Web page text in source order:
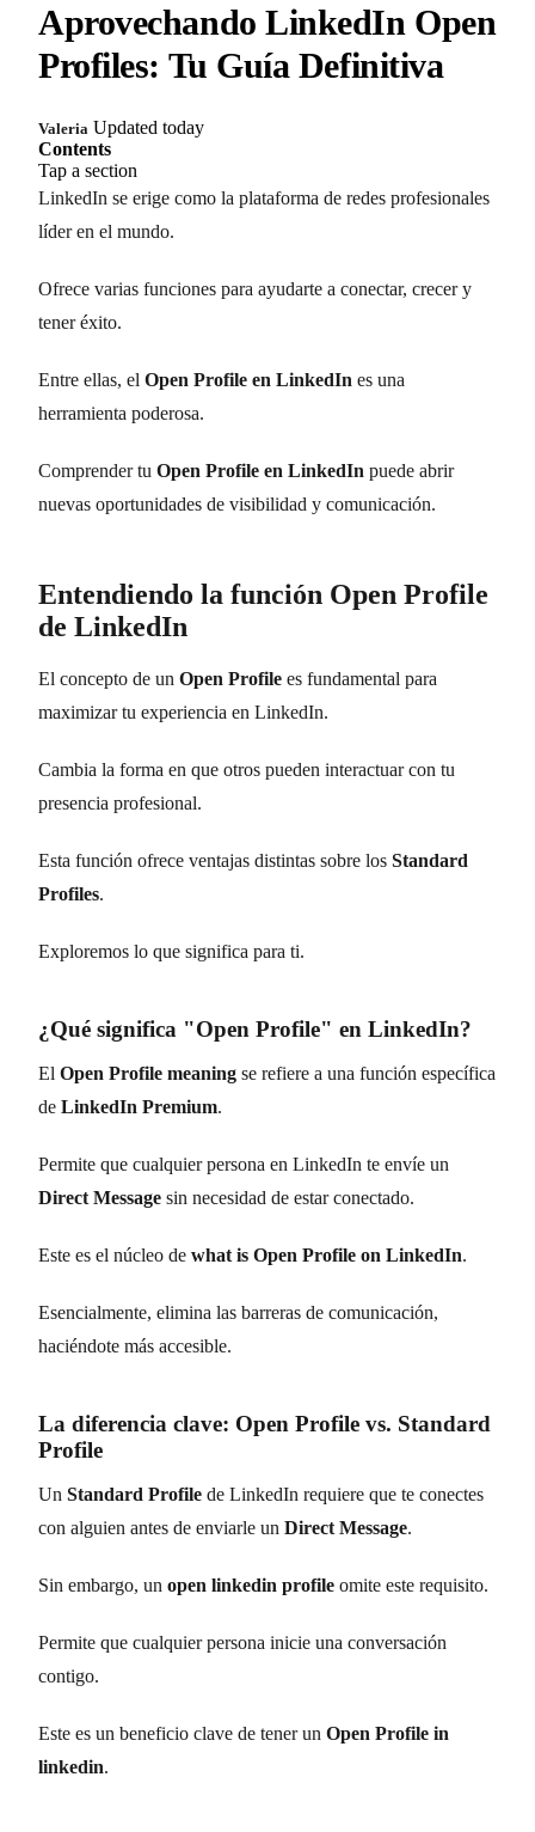
Aprovechando LinkedIn Open
Profiles: Tu Guía Definitiva
Valeria Updated today
Contents
Tap a section
LinkedIn se erige como la plataforma de redes profesionales
líder en el mundo.
Ofrece varias funciones para ayudarte a conectar, crecer y
tener éxito.
Entre ellas, el Open Profile en LinkedIn es una
herramienta poderosa.
Comprender tu Open Profile en LinkedIn puede abrir
nuevas oportunidades de visibilidad y comunicación.
Entendiendo la función Open Profile
de LinkedIn
El concepto de un Open Profile es fundamental para
maximizar tu experiencia en LinkedIn.
Cambia la forma en que otros pueden interactuar con tu
presencia profesional.
Esta función ofrece ventajas distintas sobre los Standard
Profiles.
Exploremos lo que significa para ti.
¿Qué significa "Open Profile" en LinkedIn?
El Open Profile meaning se refiere a una función específica
de LinkedIn Premium.
Permite que cualquier persona en LinkedIn te envíe un
Direct Message sin necesidad de estar conectado.
Este es el núcleo de what is Open Profile on LinkedIn.
Esencialmente, elimina las barreras de comunicación,
haciéndote más accesible.
La diferencia clave: Open Profile vs. Standard
Profile
Un Standard Profile de LinkedIn requiere que te conectes
con alguien antes de enviarle un Direct Message.
Sin embargo, un open linkedin profile omite este requisito.
Permite que cualquier persona inicie una conversación
contigo.
Este es un beneficio clave de tener un Open Profile in
linkedin.